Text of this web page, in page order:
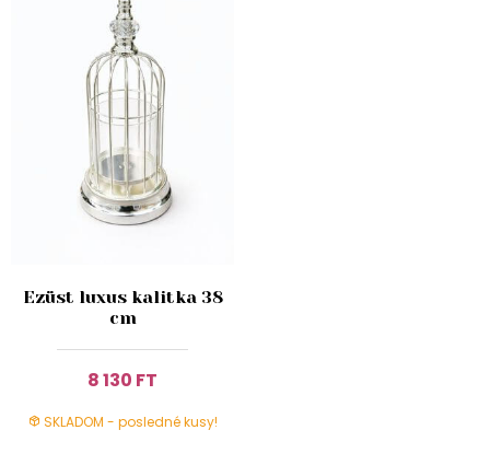
Ezüst luxus kalitka 38
cm
8 130 FT
SKLADOM - posledné kusy!